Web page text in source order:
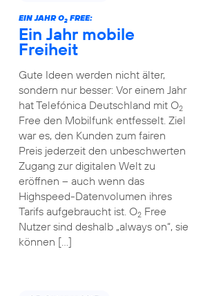
EIN JAHR O2FREE:
Ein Jahr mobile
Freiheit
Gute Ideen werden nicht älter,
sondern nur besser: Vor einem Jahr
hat Telefónica Deutschland mit O2
Free den Mobilfunk entfesselt. Ziel
war es, den Kunden zum fairen
Preis jederzeit den unbeschwerten
Zugang zur digitalen Welt zu
eröffnen – auch wenn das
Highspeed-Datenvolumen ihres
Tarifs aufgebraucht ist. O2Free
Nutzer sind deshalb „always on“, sie
können […]